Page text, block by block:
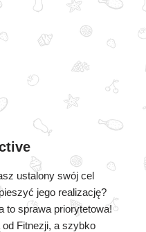
ustalony swój cel
jego realizację?
to sprawa priorytetowa!
od Fitnezji, a szybko